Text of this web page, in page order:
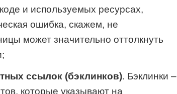
и используемых ресурсах,
ошибка, скажем, не
может значительно оттолкнуть
ссылок (бэклинков). Бэклинки –
которые указывают на